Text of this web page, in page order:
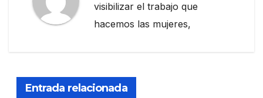
visibilizar el trabajo que
hacemos las mujeres,
Entrada relacionada